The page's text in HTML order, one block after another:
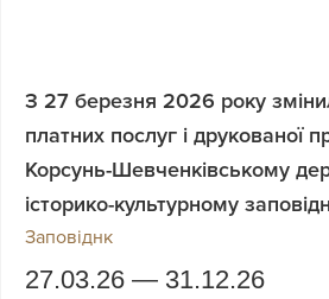
З 27 березня 2026 року
платних послуг і друкованої
Корсунь-Шевченківському
історико-культурному
Заповіднк
27.03.26 — 31.12.26